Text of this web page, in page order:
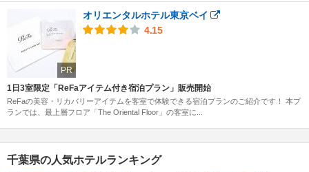
PR
オリエンタルホテル東京ベイ
4.15
1日3室限定「ReFaアイテム付き宿泊プラン」販売開始
ReFaの美容・リカバリーアイテムを客室で体験できる宿泊プランのご紹介です！ 本プ
ランでは、最上層フロア「The Oriental Floor」の客室に...
千葉県の人気ホテルランキング